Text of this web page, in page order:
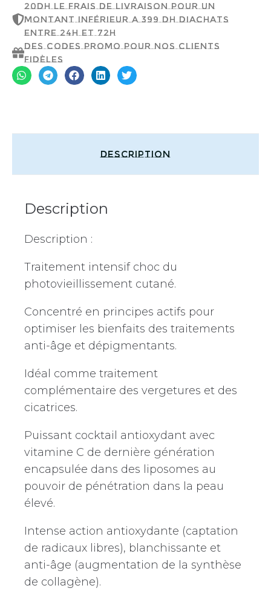
20dh le frais de livraison pour un
montant inférieur a 399 dh d'achats
entre 24h et 72h
Des codes promo pour nos clients
fidèles
Description
Description
Description :
Traitement intensif choc du
photovieillissement cutané.
Concentré en principes actifs pour
optimiser les bienfaits des traitements
anti-âge et dépigmentants.
Idéal comme traitement
complémentaire des vergetures et des
cicatrices.
Puissant cocktail antioxydant avec
vitamine C de dernière génération
encapsulée dans des liposomes au
pouvoir de pénétration dans la peau
élevé.
Intense action antioxydante (captation
de radicaux libres), blanchissante et
anti-âge (augmentation de la synthèse
de collagène).